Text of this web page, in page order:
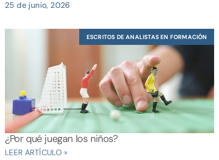
25 de junio, 2026
ESCRITOS DE ANALISTAS EN FORMACIÓN
¿Por qué juegan los niños?
LEER ARTÍCULO »